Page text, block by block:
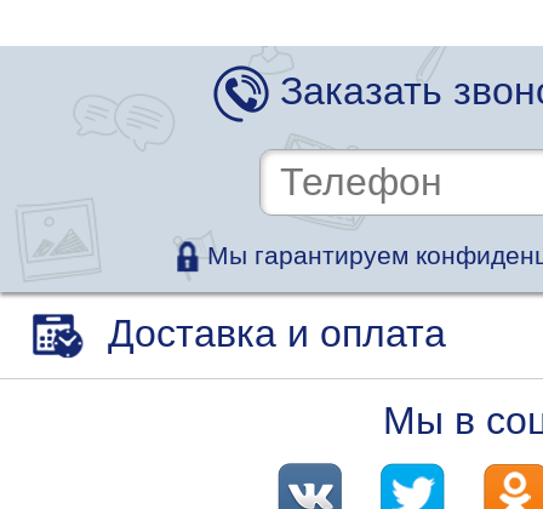
Заказать
Мы гарантируем
Доставка и оплата
Мы в